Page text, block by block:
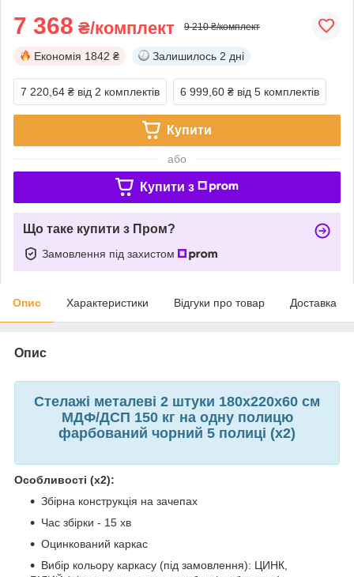
7 368 ₴/комплект 9 210 ₴/комплект
Економія 1842 ₴ Залишилось 2 дні
7 220,64 ₴ від 2 комплектів 6 999,60 ₴ від 5 комплектів
Купити
або
Купити з
Що таке купити з Пром?
Замовлення під захистом
Опис Характеристики Відгуки про товар Доставка
Опис
Стелажі металеві 2 штуки 180х220х60 см
МДФ/ДСП 150 кг на одну полицю
фарбований чорний 5 полиці (х2)
Особливості (х2):
Збірна конструкція на зачепах
Час збірки - 15 хв
Оцинкований каркас
Вибір кольору каркасу (під замовлення): ЦИНК,